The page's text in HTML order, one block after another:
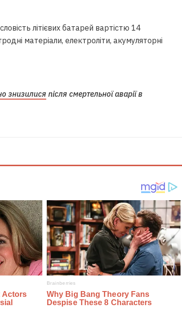
літієвих батарей вартістю 14
матеріали, електроліти, акумуляторні
знизилисяпісля смертельної аварії в